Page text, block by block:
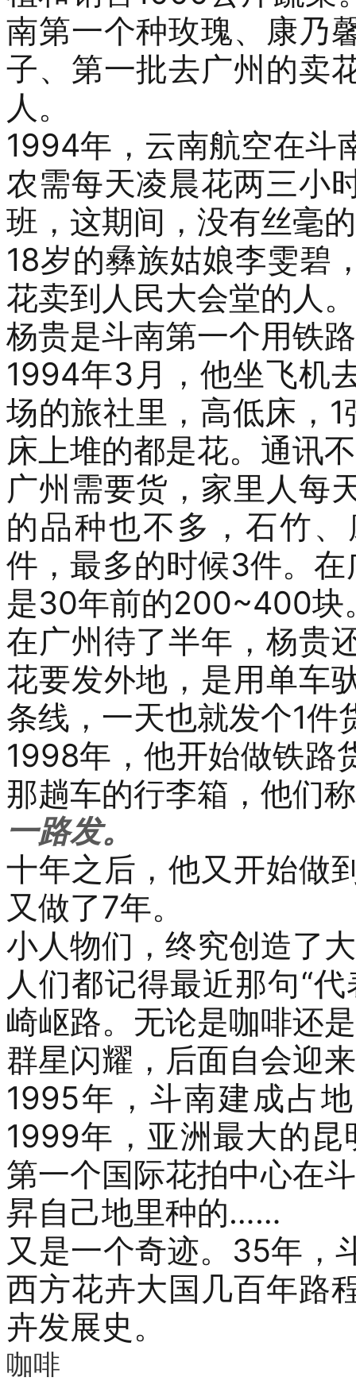
南第一个种玫瑰、 康乃
子、 第一批去广州的卖
人。
1994年，云南航空在斗
农需每天凌晨花两三小
班， 这期间 ， 没有丝毫
18岁的彝族姑娘李雯碧
花卖到人民大会堂的人 。
杨贵是斗南第一个用铁
1994年3 月 ，他坐飞机
场的旅社里， 高低床， 1
床上堆的都是花。通讯
广州 需要货，家里人每
的品种也不多，石竹
件，最多的时候3件。在
是30年前的200~400块
在广州待了半年 ， 杨贵
花要发外地，是用单车
条线，一天也就发个1件
1998年，他开始做铁路
那趟车的行李箱， 他们
一路发。
十年之后，他又开始做
又做了7年。
小人物们，终究创造了
人们都记得最近那句“
崎岖路。无论是咖啡还
群星闪耀，后面自会迎
1995年，斗南建成占地
1999年，亚洲最大的
第一个国际花拍中心在
昇自己地里种的……
又是一个奇迹。 35年，
西方花卉大国几百年路
卉发展史。
咖啡